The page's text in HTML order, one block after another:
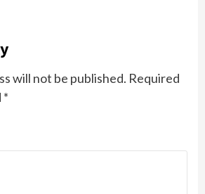
will not be published. Required
*